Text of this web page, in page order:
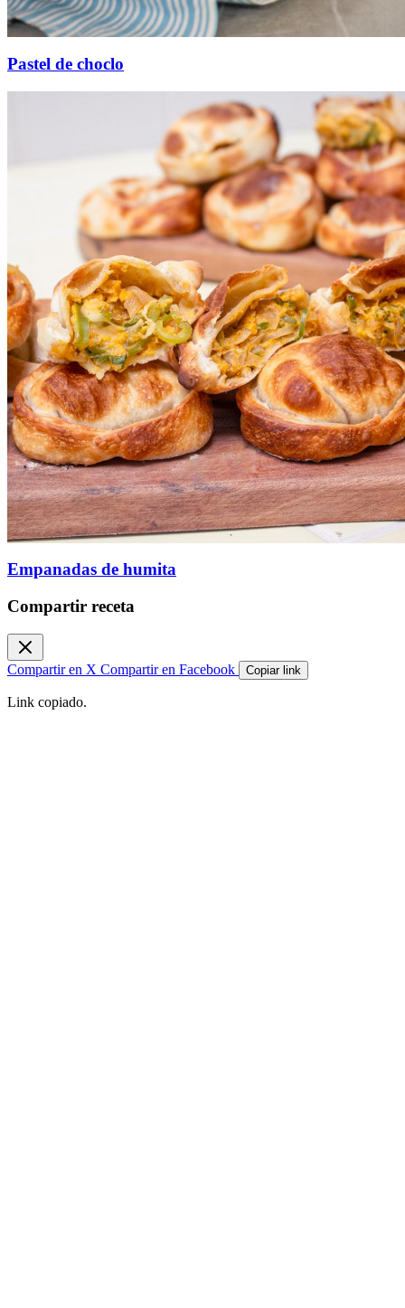
Pastel de choclo
Empanadas de humita
Compartir receta
Compartir en X Compartir en Facebook Copiar link
Link copiado.